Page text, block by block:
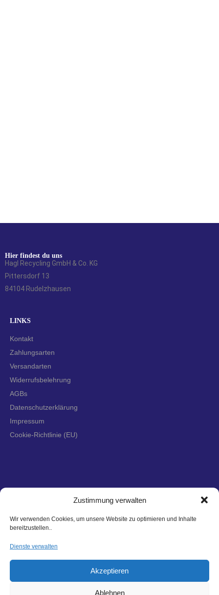
Zustimmung verwalten
Wir verwenden Cookies, um unsere Website zu optimieren und Inhalte
bereitzustellen..
Dienste verwalten
Akzeptieren
Ablehnen
Hier findest du uns
Hagl Recycling GmbH & Co. KG
Pittersdorf 13
84104 Rudelzhausen
LINKS
Kontakt
Zahlungsarten
Versandarten
Widerrufsbelehrung
AGBs
Datenschutzerklärung
Impressum
Cookie-Richtlinie (EU)